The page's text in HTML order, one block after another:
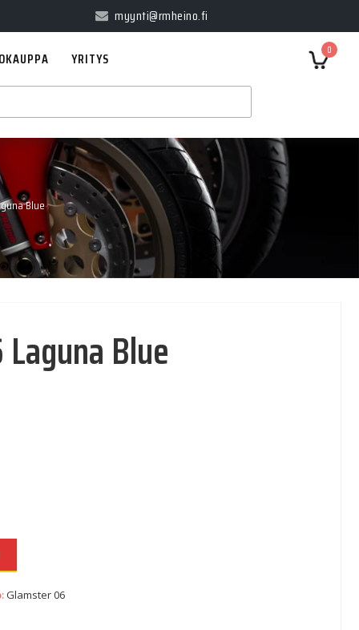
myynti@rmheino.fi
0
YRITYS
Blue
Blue
Glamster 06